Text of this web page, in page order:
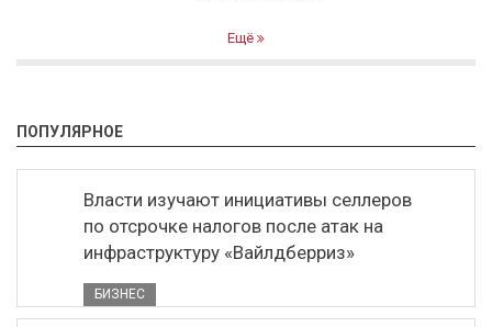
Ещё
ПОПУЛЯРНОЕ
Власти изучают инициативы селлеров
по отсрочке налогов после атак на
инфраструктуру «Вайлдберриз»
БИЗНЕС